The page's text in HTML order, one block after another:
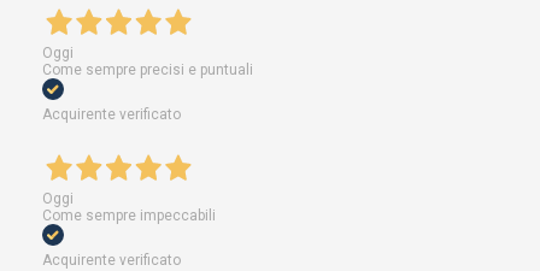
Oggi
Come sempre precisi e puntuali
Acquirente verificato
Oggi
Come sempre impeccabili
Acquirente verificato